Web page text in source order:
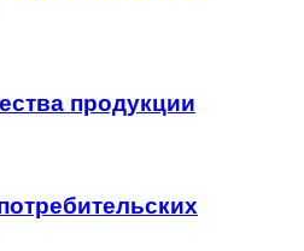
продукции